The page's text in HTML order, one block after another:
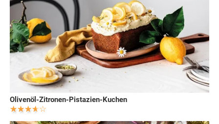
Olivenöl-Zitronen-Pistazien-Kuchen